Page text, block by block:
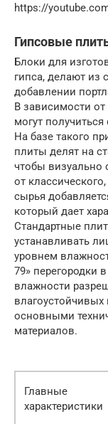
https://
Гипсовые
Блоки для
гипса, делают из
добавлении
В зависимости
могут
На базе такого
плиты делят на
чтобы визуально
от
сырья
который дает
Стандартные
устанавливать
уровнем
79» перегородки
влажности
основными
материалов.
Главные
характеристики